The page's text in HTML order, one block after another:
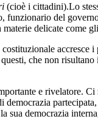
(cioè i cittadini).Lo
funzionario del
delicate
che non
e rivelatore.
sua democrazia